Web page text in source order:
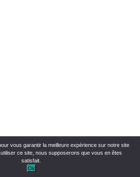
vous garantir la meilleure expérience sur notre site
ce site, nous supposerons que vous en êtes
satisfait.
Ok